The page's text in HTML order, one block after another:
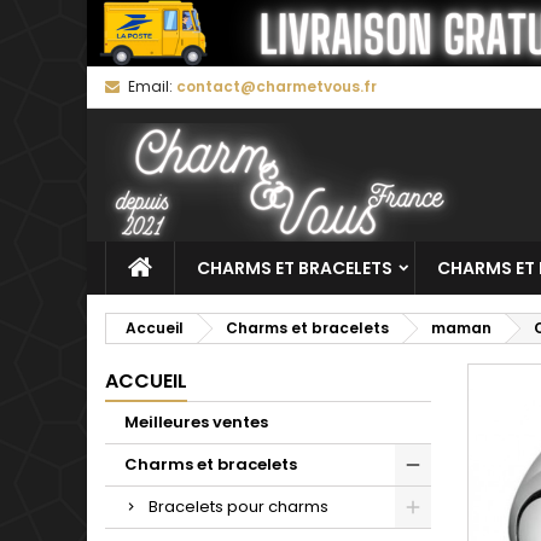
Email: contact@charmetvous.fr
CHARMS ET BRACELETS CHARMS ET
Accueil Charms et bracelets maman
ACCUEIL
Meilleures ventes
Charms et bracelets
Bracelets pour charms